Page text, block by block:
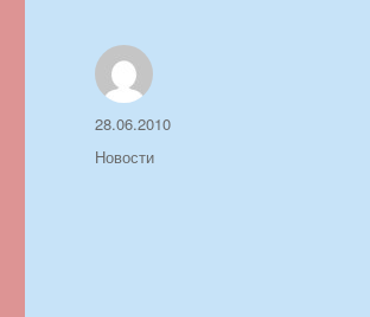
Автор
Опубликовано
28.06.2010
Рубрики
Новости